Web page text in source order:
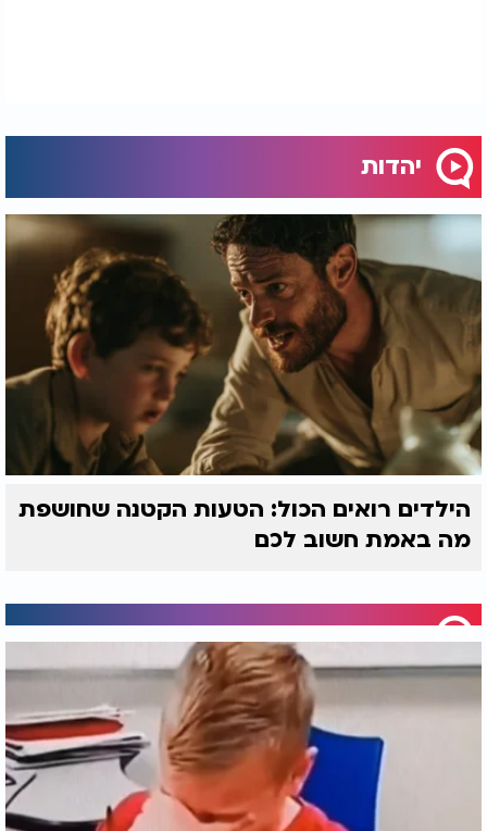
יהדות
הילדים רואים הכול: הטעות הקטנה שחושפת
מה באמת חשוב לכם